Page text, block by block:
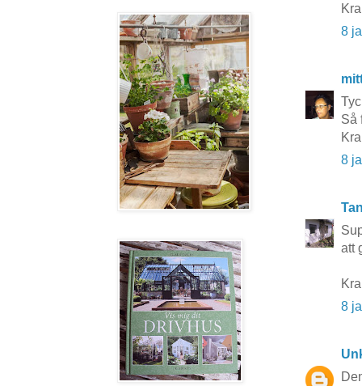
8
Så
8
att
8